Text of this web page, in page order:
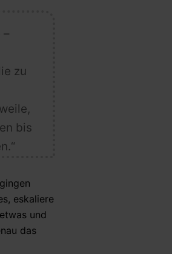
–
zu
bis
eskaliere
und
das